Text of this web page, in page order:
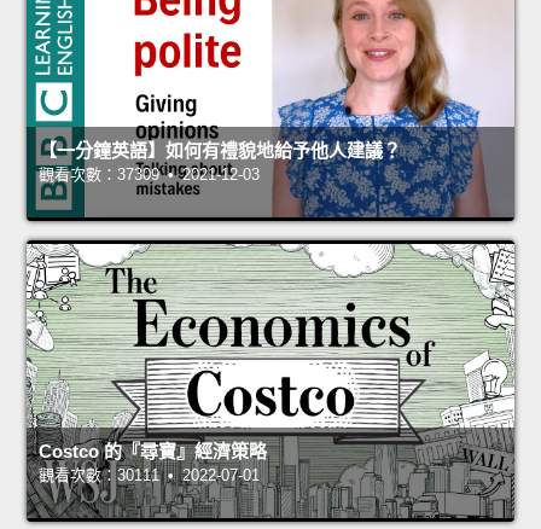
【一分鐘英語】如何有禮貌地給予他人建議？
觀看次數：37309 • 2021-12-03
Costco 的『尋寶』經濟策略
觀看次數：30111 • 2022-07-01